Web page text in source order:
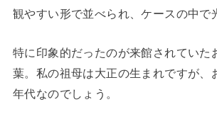
観やすい形で並べられ、ケースの中で
特に印象的だったのが来館されていた
葉。私の祖母は大正の生まれですが、
年代なのでしょう。